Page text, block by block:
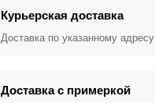
Курьерская доставка
Доставка по указанному адресу
Доставка с примеркой